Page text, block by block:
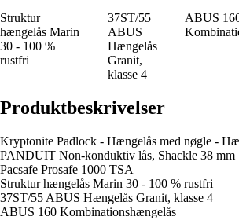
Struktur
hængelås Marin
30 - 100 %
rustfri
37ST/55
ABUS
Hængelås
Granit,
klasse 4
ABUS
Produktbeskrivelser
Kryptonite Padlock - Hængelås med nøgle -
PANDUIT Non-konduktiv lås, Shackle 38 mm
Pacsafe Prosafe 1000 TSA
Struktur hængelås Marin 30 - 100 % rustfri
37ST/55 ABUS Hængelås Granit, klasse 4
ABUS 160 Kombinationshængelås